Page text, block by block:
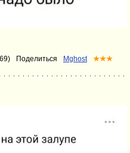
Поделиться Mghost ★★★